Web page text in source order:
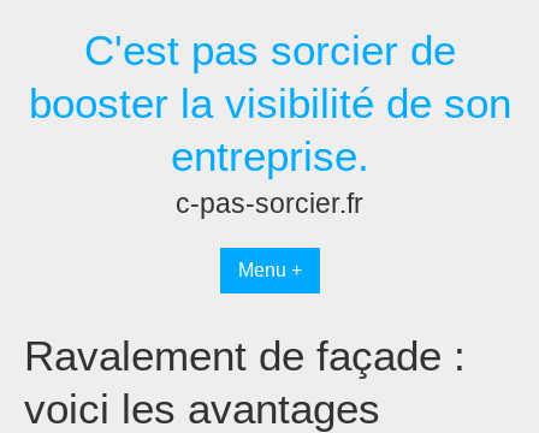
C'est pas sorcier de
booster la visibilité de son
entreprise.
c-pas-sorcier.fr
Menu +
Ravalement de façade :
voici les avantages